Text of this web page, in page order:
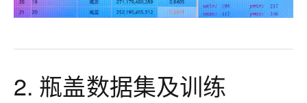
2. 瓶盖数据集及训练